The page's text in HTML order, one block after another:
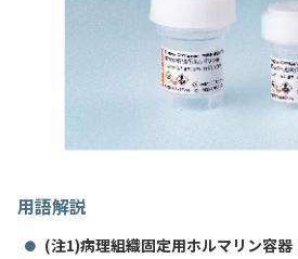
用語解説
(注1)病理組織固定用ホルマリン容器